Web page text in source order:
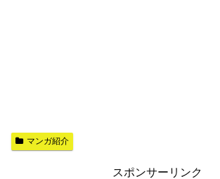
マンガ紹介
スポンサーリンク